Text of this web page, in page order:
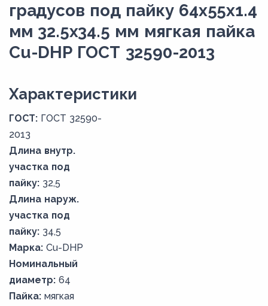
градусов под пайку 64х55х1.4
мм 32.5х34.5 мм мягкая пайка
Cu-DHP ГОСТ 32590-2013
Xарактеристики
ГОСТ: ГОСТ 32590-
2013
Длина внутр.
участка под
пайку: 32,5
Длина наруж.
участка под
пайку: 34,5
Марка: Cu-DHP
Номинальный
диаметр: 64
Пайка: мягкая